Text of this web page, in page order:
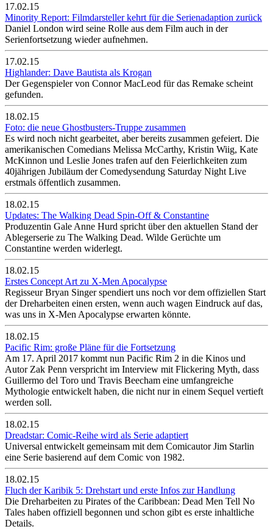
17.02.15
Minority Report: Filmdarsteller kehrt für die Serienadaption zurück
Daniel London wird seine Rolle aus dem Film auch in der
Serienfortsetzung wieder aufnehmen.
17.02.15
Highlander: Dave Bautista als Krogan
Der Gegenspieler von Connor MacLeod für das Remake scheint
gefunden.
18.02.15
Foto: die neue Ghostbusters-Truppe zusammen
Es wird noch nicht gearbeitet, aber bereits zusammen gefeiert. Die
amerikanischen Comedians Melissa McCarthy, Kristin Wiig, Kate
McKinnon und Leslie Jones trafen auf den Feierlichkeiten zum
40jährigen Jubiläum der Comedysendung Saturday Night Live
erstmals öffentlich zusammen.
18.02.15
Updates: The Walking Dead Spin-Off & Constantine
Produzentin Gale Anne Hurd spricht über den aktuellen Stand der
Ablegerserie zu The Walking Dead. Wilde Gerüchte um
Constantine werden widerlegt.
18.02.15
Erstes Concept Art zu X-Men Apocalypse
Regisseur Bryan Singer spendiert uns noch vor dem offiziellen Start
der Dreharbeiten einen ersten, wenn auch wagen Eindruck auf das,
was uns in X-Men Apocalypse erwarten könnte.
18.02.15
Pacific Rim: große Pläne für die Fortsetzung
Am 17. April 2017 kommt nun Pacific Rim 2 in die Kinos und
Autor Zak Penn verspricht im Interview mit Flickering Myth, dass
Guillermo del Toro und Travis Beecham eine umfangreiche
Mythologie entwickelt haben, die nicht nur in einem Sequel vertieft
werden soll.
18.02.15
Dreadstar: Comic-Reihe wird als Serie adaptiert
Universal entwickelt gemeinsam mit dem Comicautor Jim Starlin
eine Serie basierend auf dem Comic von 1982.
18.02.15
Fluch der Karibik 5: Drehstart und erste Infos zur Handlung
Die Dreharbeiten zu Pirates of the Caribbean: Dead Men Tell No
Tales haben offiziell begonnen und schon gibt es erste inhaltliche
Details.